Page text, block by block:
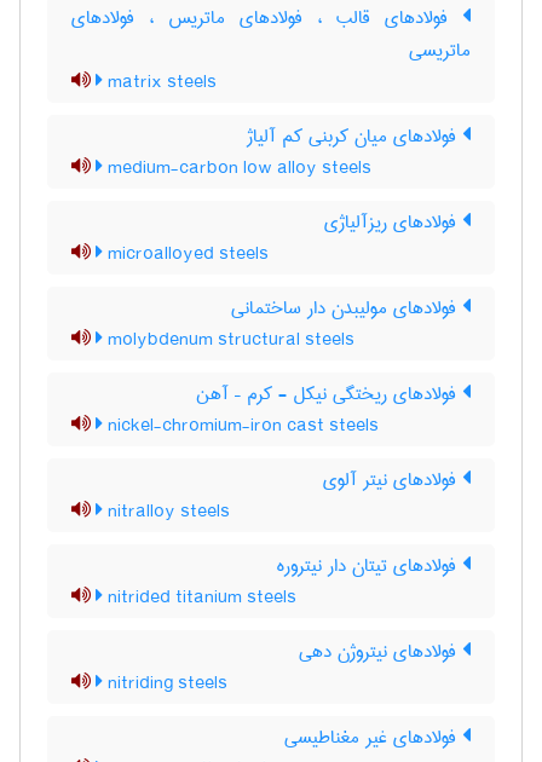
فولادهای قالب ، فولادهای ماتریس ، فولادهای
ماتریسی
matrix steels
فولادهای میان کربنی کم آلیاژ
medium-carbon low alloy steels
فولادهای ریزآلیاژی
microalloyed steels
فولادهای مولیبدن دار ساختمانی
molybdenum structural steels
فولادهای ریختگی نیکل - کرم – آهن
nickel-chromium-iron cast steels
فولادهای نیتر آلوی
nitralloy steels
فولادهای تیتان دار نیتروره
nitrided titanium steels
فولادهای نیتروژن دهی
nitriding steels
فولادهای غیر مغناطیسی